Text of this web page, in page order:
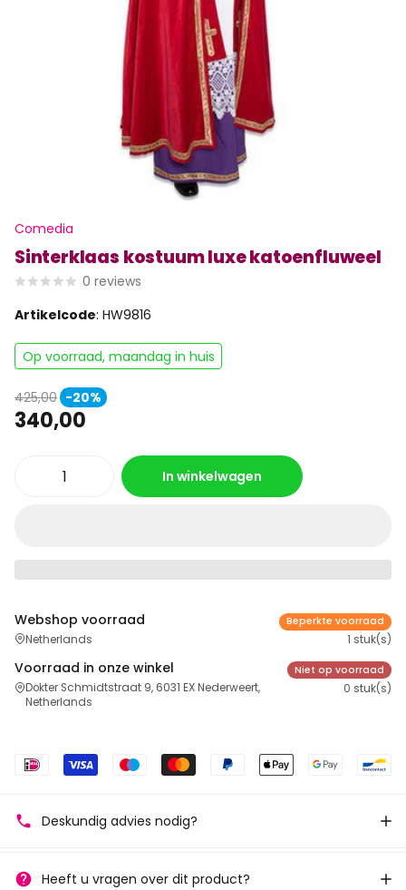
Comedia
Sinterklaas kostuum luxe katoenfluweel
0 reviews
Artikelcode: HW9816
Op voorraad, maandag in huis
425,00 -20%
340,00
In winkelwagen
Webshop voorraad
Netherlands
Beperkte voorraad
1 stuk(s)
Voorraad in onze winkel
Dokter Schmidtstraat 9, 6031 EX Nederweert,
Netherlands
Niet op voorraad
0 stuk(s)
Deskundig advies nodig?
Heeft u vragen over dit product?